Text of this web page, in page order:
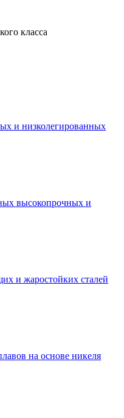
класса
и низколегированных
высокопрочных и
и жаростойких сталей
на основе никеля